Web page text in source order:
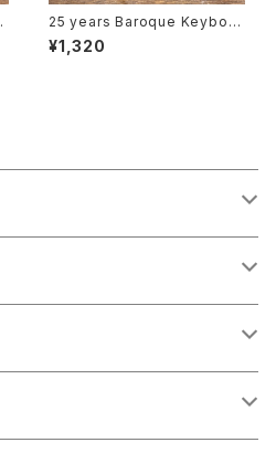
25 years Baroque Keyboar
d Instruments Gerrit C. Klo
p【演奏者：Wout van Andel,
¥1,320